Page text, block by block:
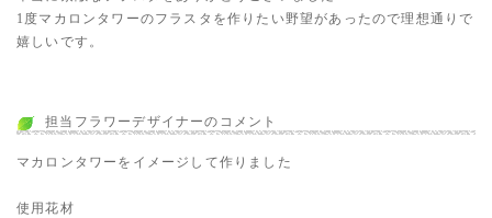
1度マカロンタワーのフラスタを作りたい野望があったので理想通りで
嬉しいです。
担当フラワーデザイナーのコメント
マカロンタワーをイメージして作りました
使用花材